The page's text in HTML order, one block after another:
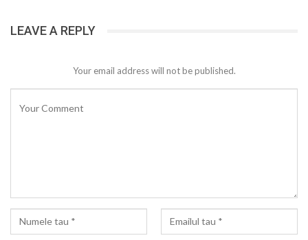
LEAVE A REPLY
Your email address will not be published.